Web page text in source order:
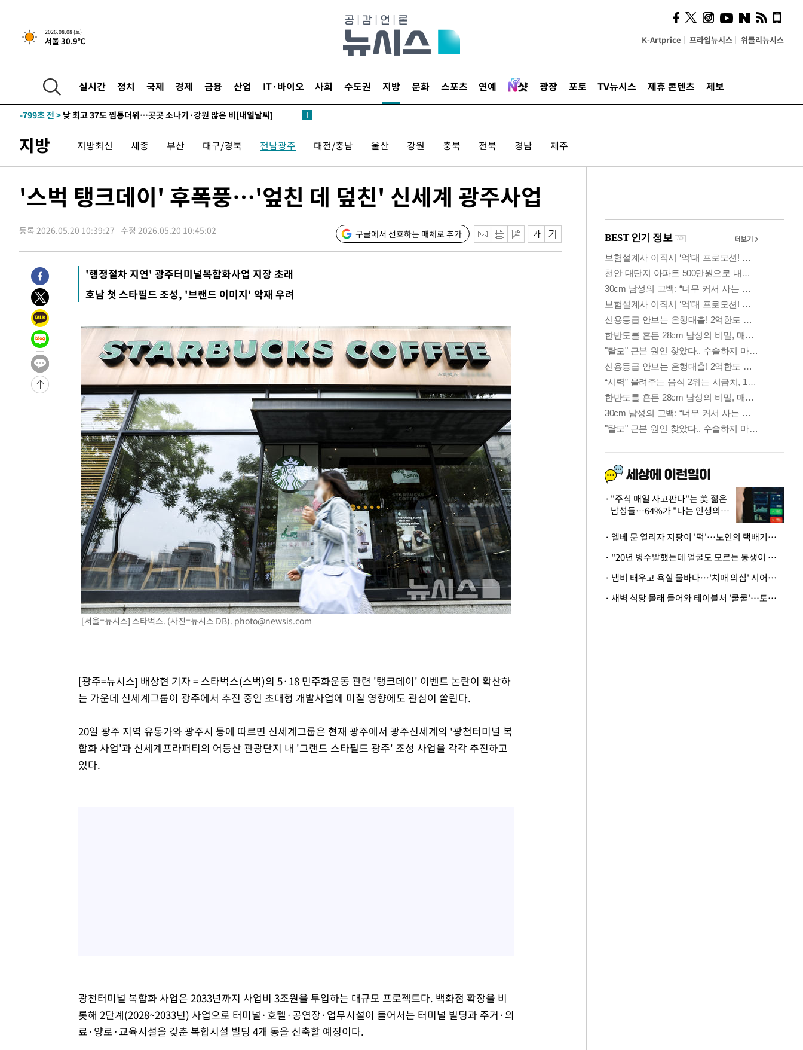
2026.08.08 (토)
서울 30.9℃ K-Artprice 프라임뉴시스 위클리뉴시스
실시간 정치 국제 경제 금융 산업 IT·바이오 사회 수도권 지방 문화 스포츠 연예 광장 포토 TV뉴시스 제휴 콘텐츠 제보
↓-12248초 전 >[속보]이 대통령 "부동산 공급 기존 사고방식 매달리지 말고 과감히
실천"
-11333초 전 >이란, "오만과 '중앙 단일 루트' 합의…북쪽 인바운드·남쪽 아웃바
-2865초 전 >
[속보]이 대통령, '호우피해' 안동·의성 관할 4개 면 특별재난지역 선
-2828초 전 >
갈 수도
-799초 전 > 낮 최고 37도 찜통더위…곳곳 소나기·강원 많은 비[내일날씨]
1시간 전 >
여자배구 이재영·이다영 자매, 아제르바이잔 투란VC 입단
1시간 전 >외국인 심판 성 접대 7경기 들여다보니…한국 축구 '5승 2무'
1시간 전 >[속보]코스피, 6200선 약보합…0.60% 내린 6258.77에 마쳐
1시간 전 >[속보] 노원서 40.1도 관측…서울, 2018년 이후 첫 40도
2시간 전 >[속보]종합특검, '계엄 수용공간 확보' 신용해 前교정본부장 기소
2시간 전 >
외신들도 주목한 韓축구 파문…"국민적 공분에 수사 재개"
2시간 전 >
11시간 압수수색에 성접대 파문까지…'쑥대밭' 된 축구협회
2시간 전 >
[속보]규제합리화위원회 부위원장에 김태유 서울대 공대 교수…이병태
후임
-19818초 전 >
-16957초 전 >
미 사업체 일자리, 7월에 2.3만개 순감하고 그 전 2개월 10.3만개
하향수정 (2보)
-16405초 전 >
[속보] 미 사업체, 일자리 7월에 2.3만 개 줄어…실업률은 4.1%로
-12268초 전 >
[속보]이 대통령 "부동산 공급 기존 사고방식 매달리지 말고 과감히
실천"
-11353초 전 >
이란, "오만과 '중앙 단일 루트' 합의…북쪽 인바운드·남쪽 아웃바
운드는 임시"
"낮 기온 소폭 하락"…수도권 폭염중대경보, 폭염경보로 하향
[속보]이 대통령, '호우피해' 안동·의성 관할 4개 면 특별재난지역 선
[단독]중수청 지원 검사들, 정원 초과 시 낮은 계급 임용…희망지 못
낮 최고 37도 찜통더위…곳곳 소나기·강원 많은 비[내일날씨]
SK하이닉스, 용인·청주 팹에 54조 투자…"AI 메모리 수요 선제 대응"
여자배구 이재영·이다영 자매, 아제르바이잔 투란VC 입단
외국인 심판 성 접대 7경기 들여다보니…한국 축구 '5승 2무'
[속보]코스닥, 2.86포인트(0.36%) 내린 798.81마감
[속보]코스피, 6200선 약보합…0.60% 내린 6258.77에 마쳐
[속보]원·달러 환율, 7.7원 내린 1416.1원 마감
[속보] 노원서 40.1도 관측…서울, 2018년 이후 첫 40도
[속보]종합특검, '계엄 수용공간 확보' 신용해 前교정본부장 기소
외신들도 주목한 韓축구 파문…"국민적 공분에 수사 재개"
11시간 압수수색에 성접대 파문까지…'쑥대밭' 된 축구협회
지방 지방최신 세종 부산 대구/경북 전남광주 대전/충남 울산 강원 충북 전북 경남 제주
'스벅 탱크데이' 후폭풍…'엎친 데 덮친' 신세계 광주사업
등록 2026.05.20 10:39:27 수정 2026.05.20 10:45:02 구글에서 선호하는 매체로 추가
'행정절차 지연' 광주터미널복합화사업 지장 초래
호남 첫 스타필드 조성, '브랜드 이미지' 악재 우려
[서울=뉴시스] 스타벅스. (사진=뉴시스 DB). photo@newsis.com
[광주=뉴시스] 배상현 기자 = 스타벅스(스벅)의 5·18 민주화운동 관련 '탱크데이' 이벤트 논란이 확산하
는 가운데 신세계그룹이 광주에서 추진 중인 초대형 개발사업에 미칠 영향에도 관심이 쏠린다.
20일 광주 지역 유통가와 광주시 등에 따르면 신세계그룹은 현재 광주에서 광주신세계의 '광천터미널 복
합화 사업'과 신세계프라퍼티의 어등산 관광단지 내 '그랜드 스타필드 광주' 조성 사업을 각각 추진하고
있다.
광천터미널 복합화 사업은 2033년까지 사업비 3조원을 투입하는 대규모 프로젝트다. 백화점 확장을 비
롯해 2단계(2028~2033년) 사업으로 터미널·호텔·공연장·업무시설이 들어서는 터미널 빌딩과 주거·의
료·양로·교육시설을 갖춘 복합시설 빌딩 4개 동을 신축할 예정이다.
시, 스마트폰 액세서리에
NFC 더했다
"주식 매일 사고판다"는 美 젊은
남성들…64%가 "나는 인생의
· 엘베 문 열리자 지팡이 '퍽'…노인의 택배기사 폭행 이유
· "20년 병수발했는데 얼굴도 모르는 동생이 유산 절반을"…배다른 형제 상속권 있을까
· 냄비 태우고 욕실 물바다…'치매 의심' 시어머니 검사 권유했다가 '날벼락'
· 새벽 식당 몰래 들어와 테이블서 '쿨쿨'…토사물 남기고 사라진 남성